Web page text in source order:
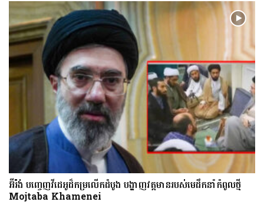
អ៊ីរ៉ង់ បញ្ចេញវីដេអូដ៏កម្រលើក​ដំបូង បង្ហាញ​វត្តមាន​​​របស់​​មេដឹកនាំកំពូលថ្មី
Mojtaba Khamenei